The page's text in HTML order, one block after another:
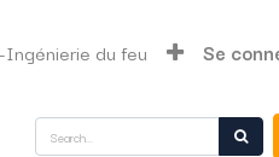
Ingénierie du feu Se